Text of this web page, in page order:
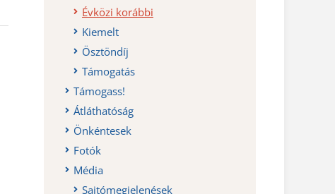
Évközi korábbi
Kiemelt
Ösztöndíj
Támogatás
Támogass!
Átláthatóság
Önkéntesek
Fotók
Média
Sajtómegjelenések